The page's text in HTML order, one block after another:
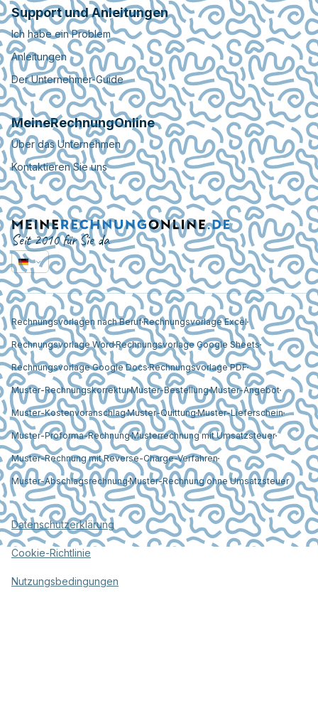
Support und Anleitungen
Ich habe ein Problem
Anleitungen
Der Unternehmer-Guide
MeineRechnungOnline
Über das Unternehmen
Kontaktieren Sie uns
Seit 2010 für Sie da
Rechnungsvorlagen nach BerufRechnungsvorlage Excel
Rechnungsvorlage WordRechnungsvorlage Google Sheets
Rechnungsvorlage Google DocsRechnungsvorlage PDF
Muster-RechnungskorrekturMuster-BestellungMuster-Angebot
Muster-KostenvoranschlagMuster-QuittungMuster-Lieferschein
Muster-Proforma-RechnungMusterrechnung mit Umsatzsteuer
Muster-Rechnung mit Reverse-Charge-Verfahren
Muster-AbschlagsrechnungMuster-Rechnung ohne Umsatzsteuer
Datenschutzerklärung
Cookie-Richtlinie
Nutzungsbedingungen